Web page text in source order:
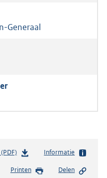
Generaal
b
s
Informatie
Printen Delen